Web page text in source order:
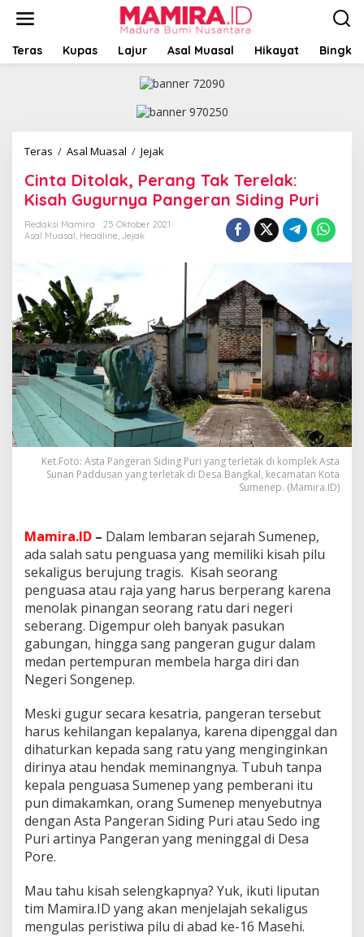
t
Teras Kupas Lajur Asal Muasal Hikayat Bingkai
Teras / Asal Muasal / Jejak
n
t
a
D
,
P
e
r
a
n
g
T
a
k
T
l
a
k
:
K
i
a
h
G
r
n
y
a
P
a
n
g
e
S
i
d
Cinta Ditolak, Perang Tak Terelak:
Kisah Gugurnya Pangeran Siding Puri
Redaksi Mamira
25 Oktober 2021
Asal Muasal Headline Jejak
Ket.Foto: Asta Pangeran Siding Puri yang terletak di komplek Asta
Sunan Paddusan yang terletak di Desa Bangkal, kecamatan Kota
Sumenep. (Mamira.ID)
Mamira.ID – Dalam lembaran sejarah Sumenep,
ada salah satu penguasa yang memiliki kisah pilu
sekaligus berujung tragis. Kisah seorang
penguasa atau raja yang harus berperang karena
menolak pinangan seorang ratu dari negeri
seberang. Digempur oleh banyak pasukan
gabungan, hingga sang pangeran gugur dalam
medan pertempuran membela harga diri dan
Negeri Songenep.
Meski gugur secara kesatria, pangeran tersebut
harus kehilangan kepalanya, karena dipenggal dan
dihaturkan kepada sang ratu yang menginginkan
dirinya atau hendak meminangnya. Tubuh tanpa
kepala penguasa Sumenep yang pemberani itu
pun dimakamkan, orang Sumenep menyebutnya
dengan Asta Pangeran Siding Puri atau Sedo ing
Puri artinya Pangeran yang meninggal di Desa
Pore.
Mau tahu kisah selengkapnya? Yuk, ikuti liputan
tim Mamira.ID yang akan menjelajah sekaligus
mengulas peristiwa pilu di abad ke-16 Masehi.